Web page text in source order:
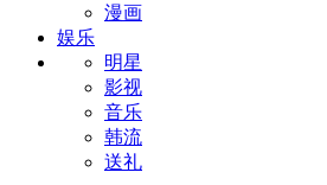
漫画
娱乐
明星
影视
音乐
韩流
送礼